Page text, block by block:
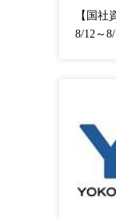
【国社
8/12～